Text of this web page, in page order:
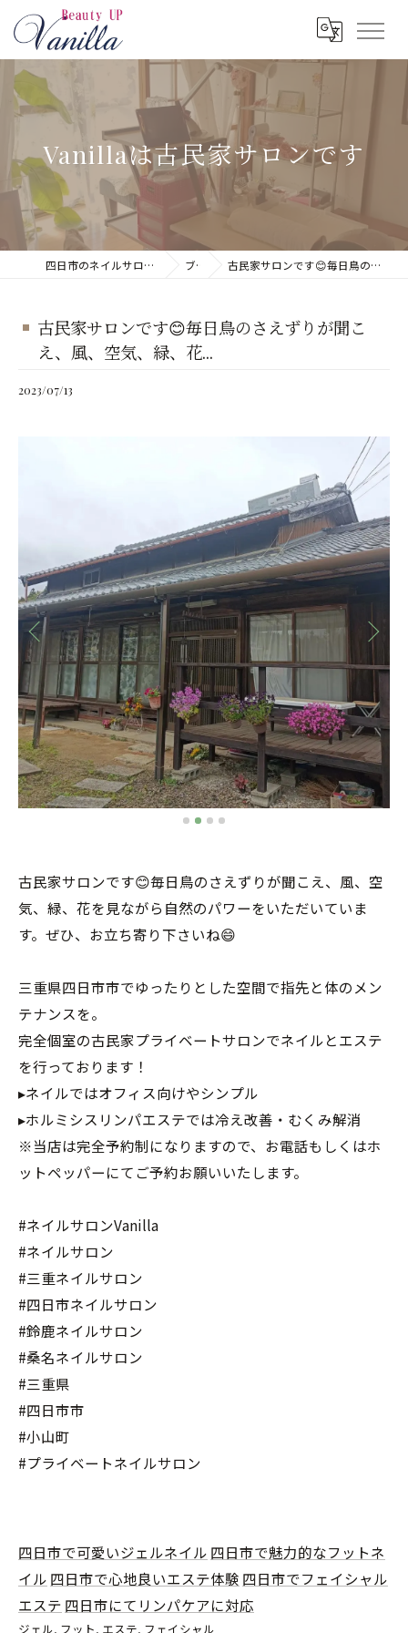
Vanillaは古民家サロンです
四日市のネイルサロンならネイルサロン Vanilla ブログ 古民家サロンです😊毎日鳥のさえずりが聞こえ、風、空気、緑、花...
古民家サロンです😊毎日鳥のさえずりが聞こ
え、風、空気、緑、花...
2023/07/13
古民家サロンです😊毎日鳥のさえずりが聞こえ、風、空
気、緑、花を見ながら自然のパワーをいただいていま
す。ぜひ、お立ち寄り下さいね😄
三重県四日市市でゆったりとした空間で指先と体のメン
テナンスを。
完全個室の古民家プライベートサロンでネイルとエステ
を行っております！
▸ネイルではオフィス向けやシンプル
▸ホルミシスリンパエステでは冷え改善・むくみ解消
※当店は完全予約制になりますので、お電話もしくはホ
ットペッパーにてご予約お願いいたします。
#ネイルサロンVanilla
#ネイルサロン
#三重ネイルサロン
#四日市ネイルサロン
#鈴鹿ネイルサロン
#桑名ネイルサロン
#三重県
#四日市市
#小山町
#プライベートネイルサロン
四日市で可愛いジェルネイル 四日市で魅力的なフットネ
イル 四日市で心地良いエステ体験 四日市でフェイシャル
エステ 四日市にてリンパケアに対応
ジェル フット エステ フェイシャル